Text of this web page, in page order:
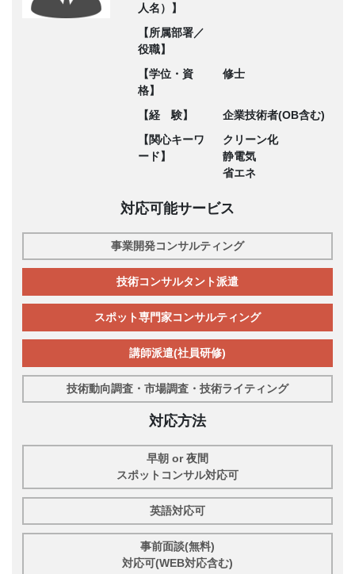
人名）】
【所属部署／
役職】
【学位・資
格】
修士
【経 験】
企業技術者(OB含む)
【関心キーワ
ード】
クリーン化
静電気
省エネ
対応可能サービス
事業開発コンサルティング
技術コンサルタント派遣
スポット専門家コンサルティング
講師派遣(社員研修)
技術動向調査・市場調査・技術ライティング
対応方法
早朝 or 夜間
スポットコンサル対応可
英語対応可
事前面談(無料)
対応可(WEB対応含む)